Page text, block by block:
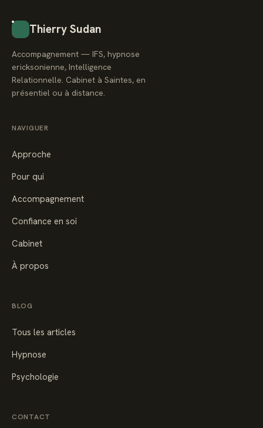
Thierry Sudan
Accompagnement — IFS, hypnose
ericksonienne, Intelligence
Relationnelle. Cabinet à Saintes, en
présentiel ou à distance.
NAVIGUER
Approche
Pour qui
Accompagnement
Confiance en soi
Cabinet
À propos
BLOG
Tous les articles
Hypnose
Psychologie
CONTACT